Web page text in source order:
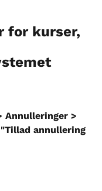
for kurser,
Annulleringer >
"Tillad annullering